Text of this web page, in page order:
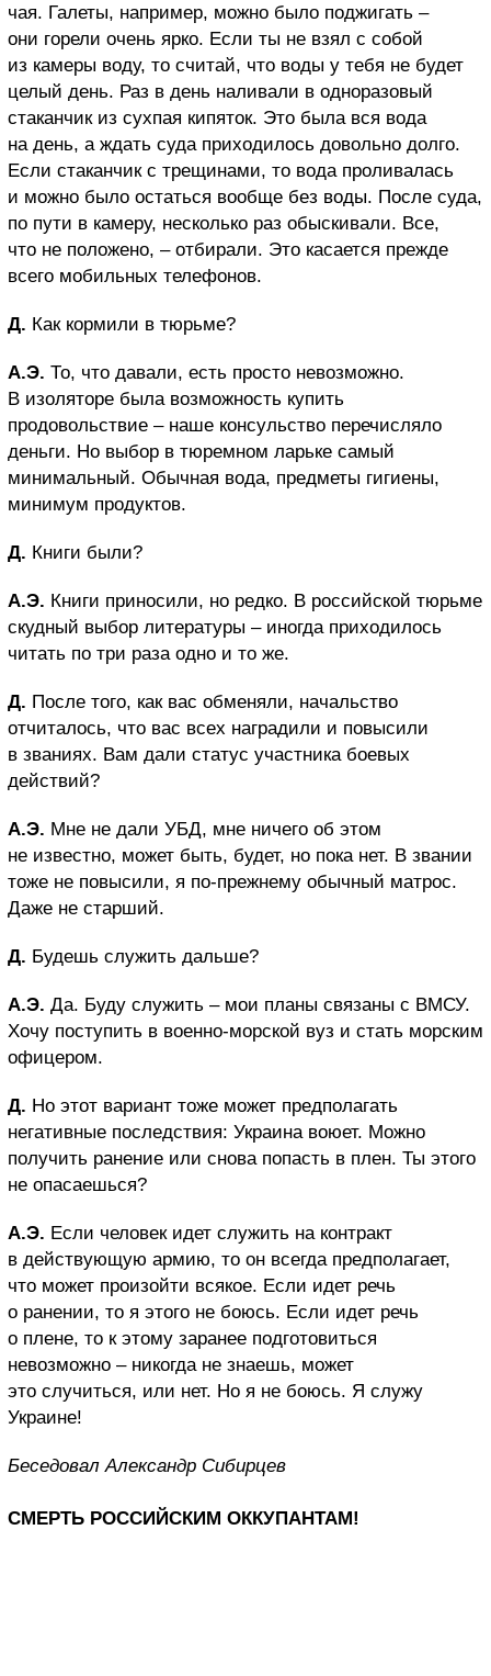
чая. Галеты, например, можно было поджигать –
они горели очень ярко. Если ты не взял с собой
из камеры воду, то считай, что воды у тебя не будет
целый день. Раз в день наливали в одноразовый
стаканчик из сухпая кипяток. Это была вся вода
на день, а ждать суда приходилось довольно долго.
Если стаканчик с трещинами, то вода проливалась
и можно было остаться вообще без воды. После суда,
по пути в камеру, несколько раз обыскивали. Все,
что не положено, – отбирали. Это касается прежде
всего мобильных телефонов.
Д. Как кормили в тюрьме?
А.Э. То, что давали, есть просто невозможно.
В изоляторе была возможность купить
продовольствие – наше консульство перечисляло
деньги. Но выбор в тюремном ларьке самый
минимальный. Обычная вода, предметы гигиены,
минимум продуктов.
Д. Книги были?
А.Э. Книги приносили, но редко. В российской тюрьме
скудный выбор литературы – иногда приходилось
читать по три раза одно и то же.
Д. После того, как вас обменяли, начальство
отчиталось, что вас всех наградили и повысили
в званиях. Вам дали статус участника боевых
действий?
А.Э. Мне не дали УБД, мне ничего об этом
не известно, может быть, будет, но пока нет. В звании
тоже не повысили, я по-прежнему обычный матрос.
Даже не старший.
Д. Будешь служить дальше?
А.Э. Да. Буду служить – мои планы связаны с ВМСУ.
Хочу поступить в военно-морской вуз и стать морским
офицером.
Д. Но этот вариант тоже может предполагать
негативные последствия: Украина воюет. Можно
получить ранение или снова попасть в плен. Ты этого
не опасаешься?
А.Э. Если человек идет служить на контракт
в действующую армию, то он всегда предполагает,
что может произойти всякое. Если идет речь
о ранении, то я этого не боюсь. Если идет речь
о плене, то к этому заранее подготовиться
невозможно – никогда не знаешь, может
это случиться, или нет. Но я не боюсь. Я служу
Украине!
Беседовал Александр Сибирцев
СМЕРТЬ РОССИЙСКИМ ОККУПАНТАМ!